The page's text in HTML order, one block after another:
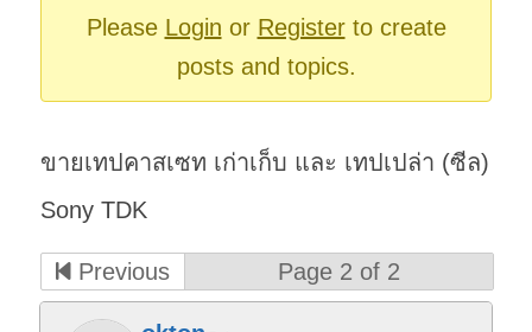
Please Login or Registerto create
posts and topics.
ขายเทปคาสเซท เก่าเก็บ และ เทปเปล่า (ซีล)
Sony TDK
Previous Page 2 of 2